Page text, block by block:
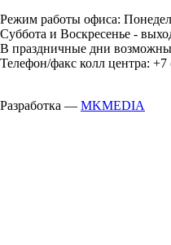
Режим работы офиса:
Суббота и Воскресенье -
В праздничные дни возможны
Телефон/факс колл центра:
Разработка — MKMEDIA